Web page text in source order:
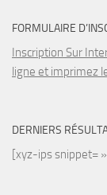
FORMULAIRE
Inscription Sur
ligne et imprimez
DERNIERS
[xyz-ips snippet=